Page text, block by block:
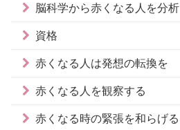
脳科学から赤くなる人を分析
資格
赤くなる人は発想の転換を
赤くなる人を観察する
赤くなる時の緊張を和らげる